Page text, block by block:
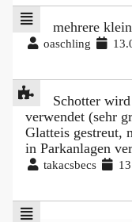
mehrere
oaschling
Schotter
verwendet (sehr
Glatteis gestreut,
in Parkanlagen
takacsbecs